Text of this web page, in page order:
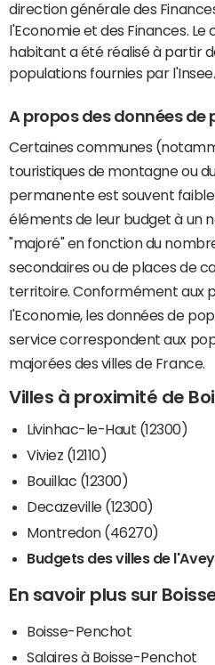
direction générale des
l'Economie et des Finances.
habitant a été réalisé à partir
populations fournies par l'Insee.
A propos des données de
Certaines communes
touristiques de montagne ou
permanente est souvent
éléments de leur budget à un
"majoré" en fonction du
secondaires ou de places de
territoire. Conformément aux
l'Economie, les données de
service correspondent aux
majorées des villes de France.
Villes à proximité de
Livinhac-le-Haut (12300)
Viviez (12110)
Bouillac (12300)
Decazeville (12300)
Montredon (46270)
Budgets des villes de
En savoir plus sur
Boisse-Penchot
Salaires à Boisse-Penchot